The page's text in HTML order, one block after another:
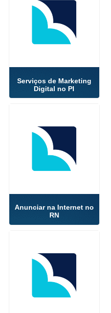
Serviços de Marketing
Digital no PI
Anunciar na Internet no
RN